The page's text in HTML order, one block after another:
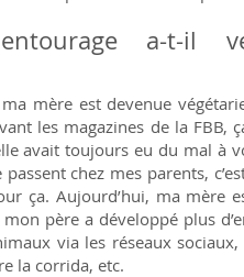
a-t-il
ma mère est devenue
les magazines de la FBB,
avait toujours eu du mal à
chez mes parents,
ça. Aujourd’hui, ma mère
père a développé plus
via les réseaux
la corrida, etc.